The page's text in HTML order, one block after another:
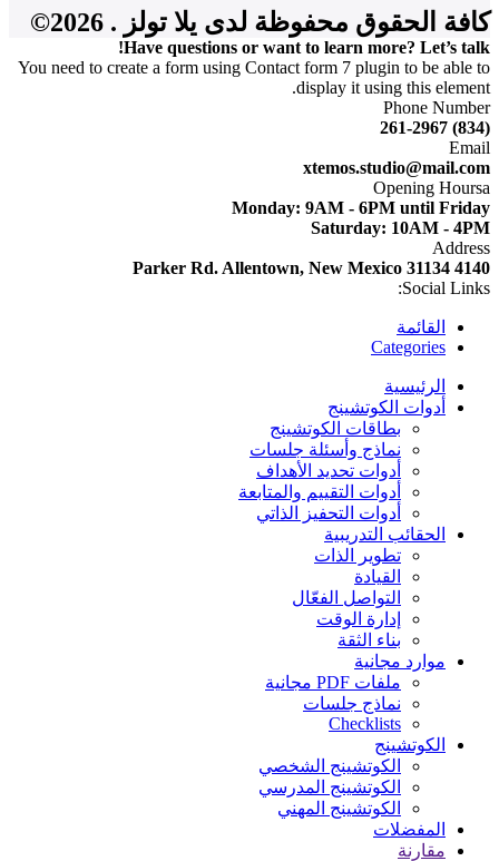
كافة الحقوق محفوظة لدى يلا تولز . 2026©
Have questions or want to learn more? Let’s talk!
You need to create a form using Contact form 7 plugin to be able to
display it using this element.
Phone Number
(834) 261-2967
Email
xtemos.studio@mail.com
Opening Hoursa
Monday: 9AM - 6PM until Friday
Saturday: 10AM - 4PM
Address
4140 Parker Rd. Allentown, New Mexico 31134
Social Links:
القائمة
Categories
الرئيسية
أدوات الكوتشينج
بطاقات الكوتشينج
نماذج وأسئلة جلسات
أدوات تحديد الأهداف
أدوات التقييم والمتابعة
أدوات التحفيز الذاتي
الحقائب التدريبية
تطوير الذات
القيادة
التواصل الفعّال
إدارة الوقت
بناء الثقة
موارد مجانية
ملفات PDF مجانية
نماذج جلسات
Checklists
الكوتشينج
الكوتشينج الشخصي
الكوتشينج المدرسي
الكوتشينج المهني
المفضلات
مقارنة